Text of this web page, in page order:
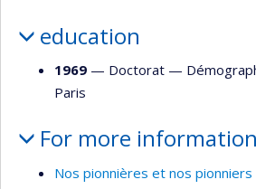
education
1969 — Doctorat —
Paris
For more
Nos pionnières et nos